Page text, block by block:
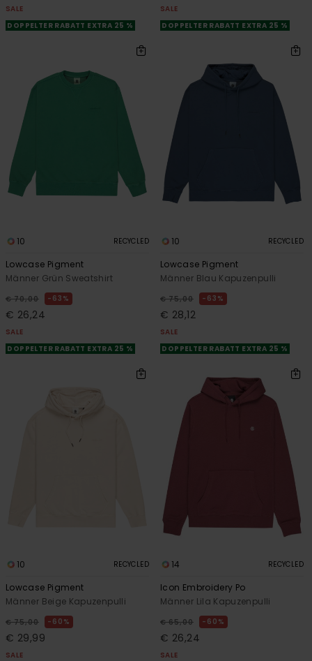
SALE
DOPPELTER RABATT EXTRA 25 %
SALE
DOPPELTER RABATT EXTRA 25 %
10 RECYCLED
Lowcase Pigment
Männer Grün Sweatshirt
€ 70,00 63%
€ 26,24
SALE
DOPPELTER RABATT EXTRA 25 %
10 RECYCLED
Lowcase Pigment
Männer Blau Kapuzenpulli
€ 75,00 63%
€ 28,12
SALE
DOPPELTER RABATT EXTRA 25 %
10 RECYCLED
Lowcase Pigment
Männer Beige Kapuzenpulli
€ 75,00 60%
€ 29,99
SALE
14 RECYCLED
Icon Embroidery Po
Männer Lila Kapuzenpulli
€ 65,00 60%
€ 26,24
SALE